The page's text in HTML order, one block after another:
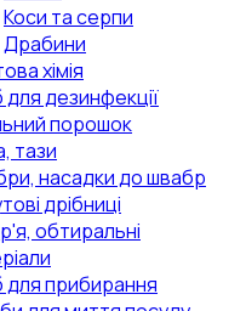
Коси та серпи
Драбини
хімія
для дезинфекції
порошок
тази
насадки до швабр
дрібниці
обтиральні
для прибирання